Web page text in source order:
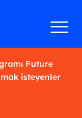
Future
isteyenler